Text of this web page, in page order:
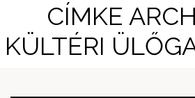
CÍMKE
KÜLTÉRI